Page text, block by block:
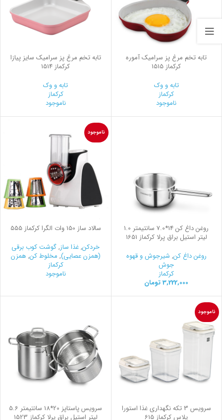
تابه تخم مرغ پز سرامیک آموره
کرکماز 1515
تابه و وک
کرکماز
ناموجود
تابه تخم مرغ پز سرامیک سایز پیازا
کرکماز 1514
تابه و وک
کرکماز
ناموجود
روغن داغ کن 14*7.0 سانتیمتر 1.0
لیتر استیل براق پرلا کرکماز 1651
روغن داغ کن, شیرجوش و قهوه
جوش
کرکماز
3,222,000 تومان
ناموجود
سالاد ساز 150 وات الگرا کرکماز 555
خردکن,غذا ساز,گوشت کوب برقی
(همزن عصایی), مخلوط کن, همزن
کرکماز
ناموجود
ناموجود
سرويس 3 تكه نگهداری غذا استورا
پلاس کرکماز 615
سرویس پاستاپز 20*18 سانتیمتر 5.6
لیتر استیل براق پرلا کرکماز 1523